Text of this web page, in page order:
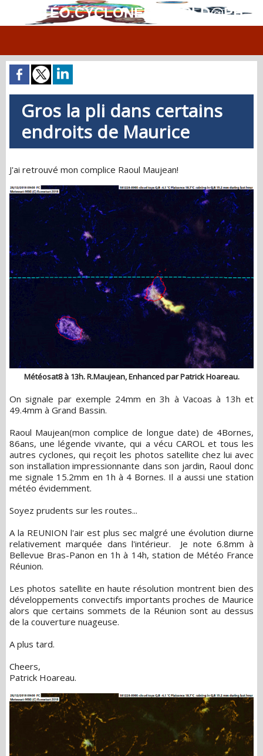
MÉTÉO.CYCLONES.WORLD@PH
Gros la pli dans certains
endroits de Maurice
J'ai retrouvé mon complice Raoul Maujean!
Météosat8 à 13h. R.Maujean, Enhanced par Patrick Hoareau.
On signale par exemple 24mm en 3h à Vacoas à 13h et
49.4mm à Grand Bassin.
Raoul Maujean(mon complice de longue date) de 4Bornes,
86ans, une légende vivante, qui a vécu CAROL et tous les
autres cyclones, qui reçoit les photos satellite chez lui avec
son installation impressionnante dans son jardin, Raoul donc
me signale 15.2mm en 1h à 4 Bornes. Il a aussi une station
météo évidemment.
Soyez prudents sur les routes...
A la REUNION l'air est plus sec malgré une évolution diurne
relativement marquée dans l'intérieur. Je note 6.8mm à
Bellevue Bras-Panon en 1h à 14h, station de Météo France
Réunion.
Les photos satellite en haute résolution montrent bien des
développements convectifs importants proches de Maurice
alors que certains sommets de la Réunion sont au dessus
de la couverture nuageuse.
A plus tard.
Cheers,
Patrick Hoareau.